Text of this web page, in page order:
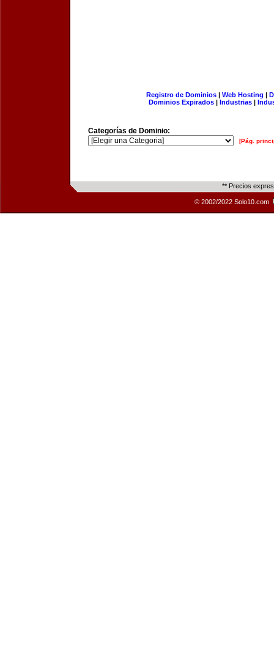
Registro de Dominios| Web Hosting |
Dominios Expirados | Industrias |
Categorías de Dominio:
[Pág.
** Precios
© 2002/2022 Solo10.com